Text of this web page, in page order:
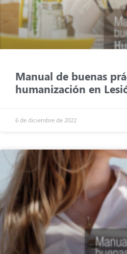
Manual de buenas
humanización en
6 de diciembre de 2022